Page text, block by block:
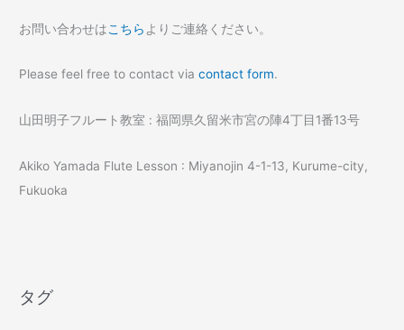
お問い合わせはこちら よりご連絡ください。
Please feel free to contact viacontact form.
山田明子フルート教室 : 福岡県久留米市宮の陣4丁目1番13号
Akiko Yamada Flute Lesson : Miyanojin 4-1-13, Kurume-city,
Fukuoka
タグ